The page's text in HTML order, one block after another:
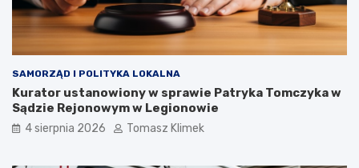
SAMORZĄD I POLITYKA LOKALNA
Kurator ustanowiony w sprawie Patryka Tomczyka w
Sądzie Rejonowym w Legionowie
4 sierpnia 2026 Tomasz Klimek